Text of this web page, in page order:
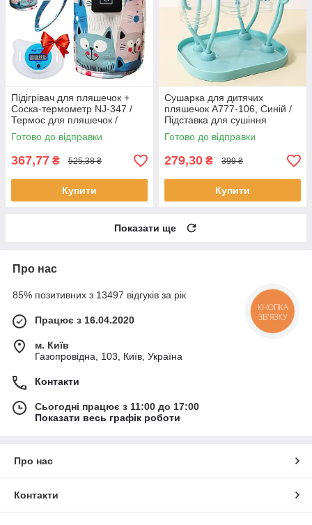
Підігрівач для пляшечок +
Соска-термометр NJ-347 /
Термос для пляшечок /
Нагрівач для пляшок
Готово до відправки
367,77 ₴ 525,38 ₴
Купити
Сушарка для дитячих
пляшечок A777-106, Синій /
Підставка для сушіння
пляшечок та сосок
Готово до відправки
279,30 ₴ 399 ₴
Купити
Показати ще
Про нас
85% позитивних з 13497 відгуків за рік
Працює з 16.04.2020
м. Київ
Газопровідна, 103, Київ, Україна
Контакти
Сьогодні працює з 11:00 до 17:00
Показати весь графік роботи
Про нас
Контакти
КНОПКА
ЗВ'ЯЗКУ